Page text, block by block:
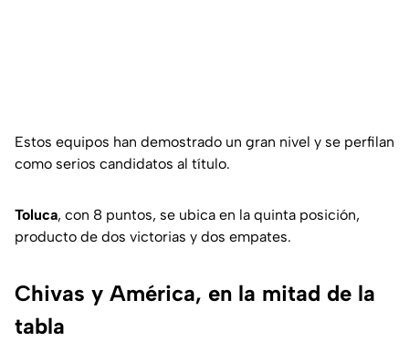
Estos equipos han demostrado un gran nivel y se perfilan
como serios candidatos al título.
Toluca, con 8 puntos, se ubica en la quinta posición,
producto de dos victorias y dos empates.
Chivas y América, en la mitad de la
tabla